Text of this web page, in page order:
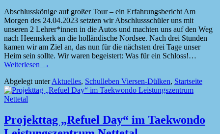
Abschlusskönige auf großer Tour – ein Erfahrungsbericht Am
Morgen des 24.04.2023 setzten wir Abschlussschüler uns mit
unseren 2 Lehrer*innen in die Autos und machten uns auf den Weg
nach Heemskerk an die holländische Nordsee. Nach drei Stunden
kamen wir am Ziel an, das nun für die nächsten drei Tage unser
Heim sein sollte. Wir waren begeistert: Was für ein Schloss!…
Weiterlesen →
Abgelegt unterAktuelles, Schulleben Viersen-Dülken, Startseite
Projekttag „Refuel Day“ im Taekwondo